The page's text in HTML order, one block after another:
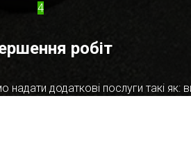
4
робіт
додаткові послуги такі як: